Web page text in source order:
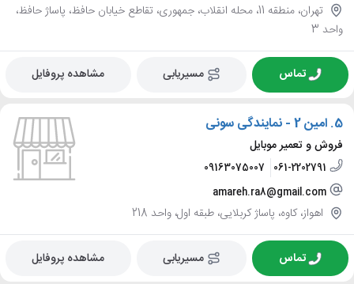
تهران، منطقه 11، محله انقلاب، جمهوری، تقاطع خیابان حافظ، پاساژ حافظ،
واحد 3
تماس مسیریابی مشاهده پروفایل
5. امین 2 - نمایندگی سونی
فروش و تعمیر موبایل
061-2202791
09163075007
amareh.ra8@gmail.com
اهواز، کاوه، پاساژ کربلایی، طبقه اول، واحد 218
تماس مسیریابی مشاهده پروفایل